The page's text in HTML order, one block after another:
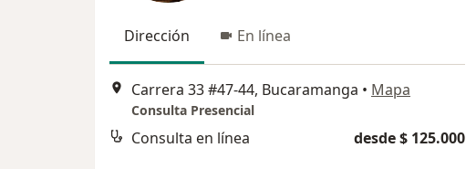
Dirección En línea
Carrera 33 #47-44, Bucaramanga • Mapa
Consulta Presencial
Consulta en línea desde $ 125.000